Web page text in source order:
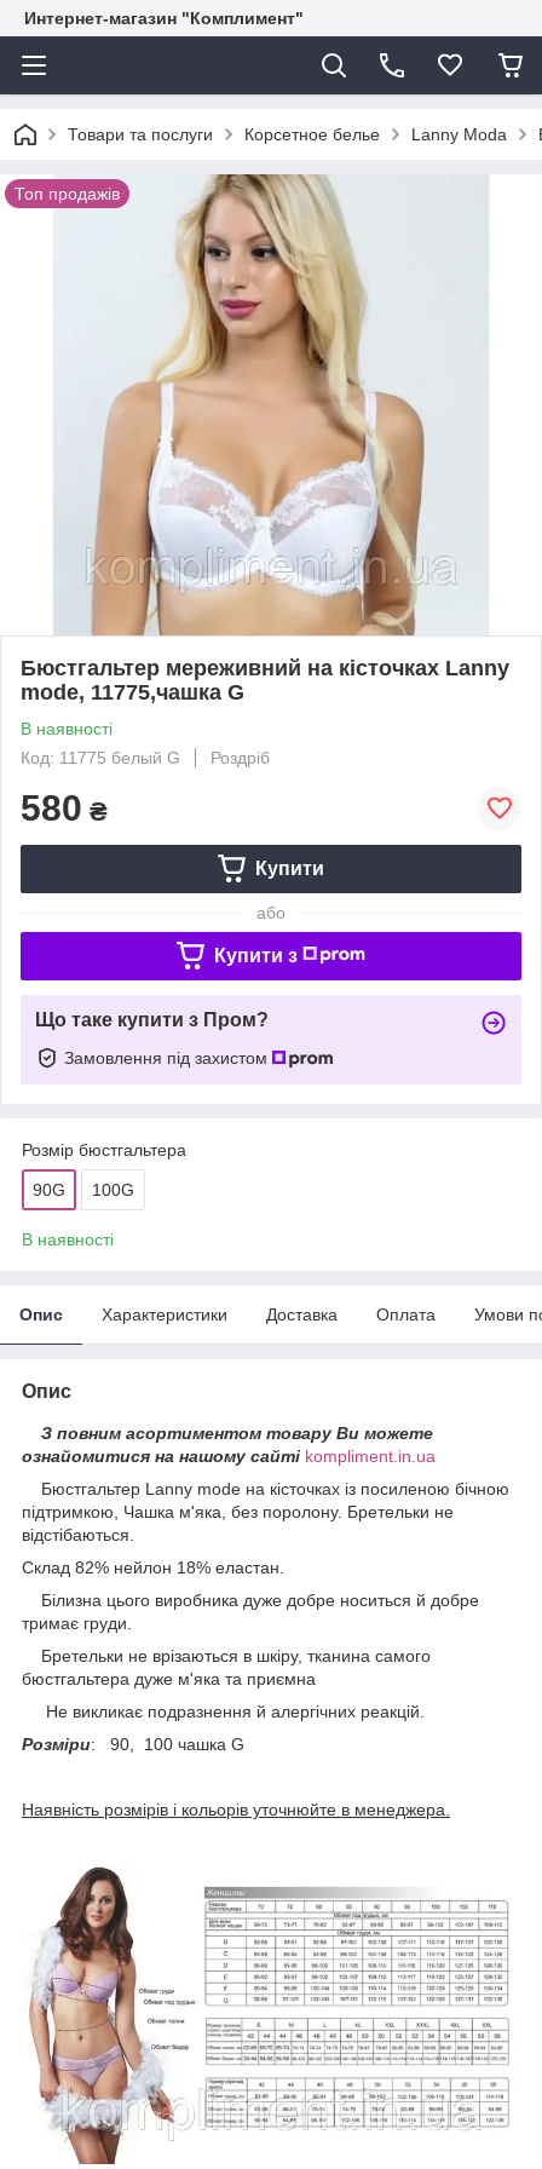
Интернет-магазин "Комплимент"
Товари та послуги Корсетное белье Lanny Moda
Топ продажів
Бюстгальтер мереживний на кісточках Lanny
mode, 11775,чашка G
В наявності
Код: 11775 белый G
Роздріб
580 ₴
Купити
або
Купити з
Що таке купити з Пром?
Замовлення під захистом
Розмір бюстгальтера
90G 100G
В наявності
Опис Характеристики Доставка Оплата Умови
Опис
З повним асортиментом товару Ви можете
ознайомитися на нашому сайті kompliment.in.ua
Бюстгальтер Lanny mode на кісточках із посиленою бічною
підтримкою, Чашка м'яка, без поролону. Бретельки не
відстібаються.
Склад 82% нейлон 18% еластан.
Білизна цього виробника дуже добре носиться й добре
тримає груди.
Бретельки не врізаються в шкіру, тканина самого
бюстгальтера дуже м'яка та приємна
Не викликає подразнення й алергічних реакцій.
Розміри: 90, 100 чашка G
Наявність розмірів і кольорів уточнюйте в менеджера.